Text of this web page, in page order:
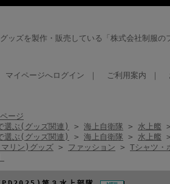
ッズを製作・販売している「株式会社制服の
マイページへログイン ご利用案内
ージ
選ぶ(グッズ関連) > 海上自衛隊 > 水上艦
選ぶ(グッズ関連) > 海上自衛隊 > 水上艦
リン)グッズ > ファッション > Tシャツ・